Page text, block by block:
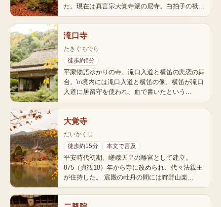
た。現在は真言宗大覚寺派の尼寺。白拍子の祇…
滝口寺
たきぐちでら
徒歩約6分
平家物語ゆかりの寺。滝口入道と横笛の悲恋の舞
台。\n境内には滝口入道と横笛の像、横笛が滝口
入道に居留守を使われ、血で書いたという…
大覚寺
だいかくじ
徒歩約15分 本文で言及
平安時代初期、嵯峨天皇の離宮として建立。
875（貞観18）年から寺に改められ、代々法親王
が住持した。 宸殿の牡丹の間には狩野山楽…